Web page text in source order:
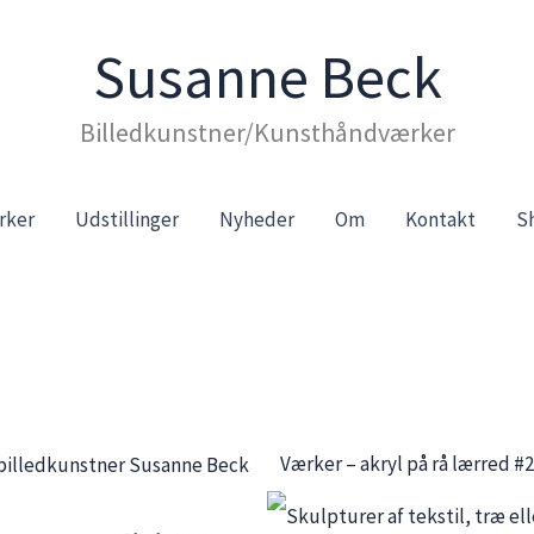
Susanne Beck
Billedkunstner/Kunsthåndværker
Udstillinger Nyheder Om Kontakt
Værker – akryl på rå lærred #2